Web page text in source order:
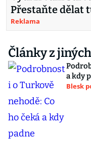
Přestaňte dělat
Reklama
Články z
a kdy
Blesk